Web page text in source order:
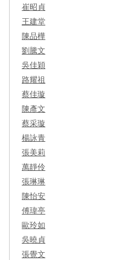
崔昭貞
王建堂
陳品樺
劉騰文
吳佳穎
路耀祖
蔡佳璇
陳彥文
蔡采璇
楊詠青
張美莉
萬靜伶
張琳琳
陳怡安
傅瑋亭
歐玲如
吳曉貞
張覺文